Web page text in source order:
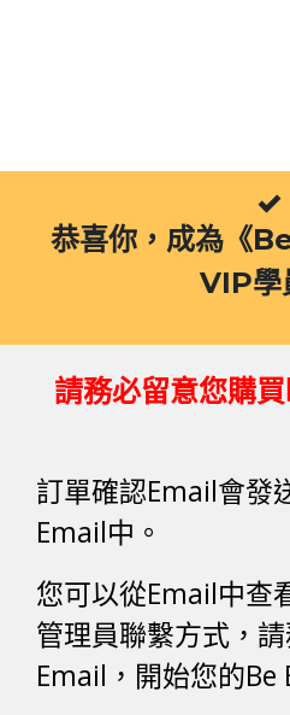
恭喜你，成為《
VIP學
請務必留意您購
訂單確認Email會發
Email中。
您可以從Email中查
管理員聯繫方式，
Email，開始您的Be